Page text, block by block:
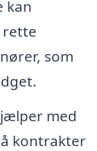
kan
rette
som
med
kontrakter